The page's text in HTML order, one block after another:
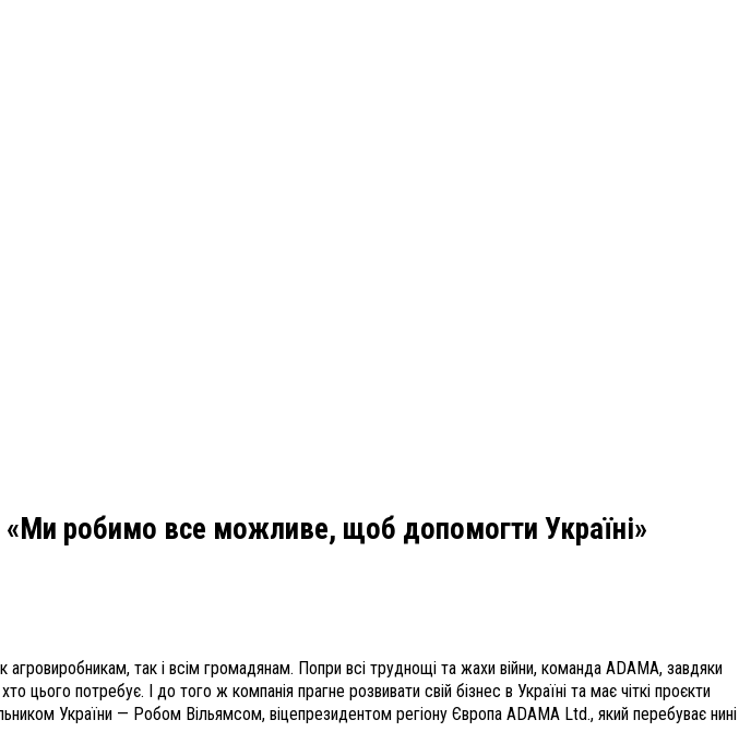
«Ми робимо все можливе, щоб допомогти Україні»
агровиробникам, так і всім громадянам. Попри всі труднощі та жахи війни, команда ADAMA, завдяки
потребує. І до того ж компанія прагне розвивати свій бізнес в Україні та має чіткі проєкти
України — Робом Вільямсом, віцепрезидентом регіону Європа ADAMA Ltd., який перебуває нині